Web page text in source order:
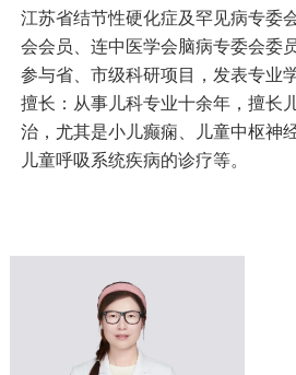
江苏省结节性硬化症及罕见病专委
会会员、连中医学会脑病专委会委
参与省、市级科研项目，发表专业
擅长：从事儿科专业十余年，擅长
治，尤其是小儿癫痫、儿童中枢神
儿童呼吸系统疾病的诊疗等。